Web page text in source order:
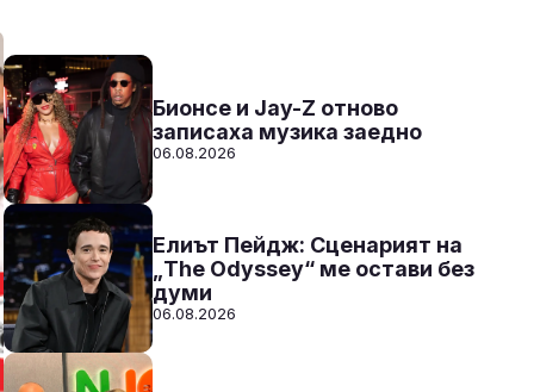
СЛУШАЙ
Бионсе и Jay-Z отново
записаха музика заедно
06.08.2026
Елиът Пейдж: Сценарият на
„The Odyssey“ ме остави без
думи
06.08.2026